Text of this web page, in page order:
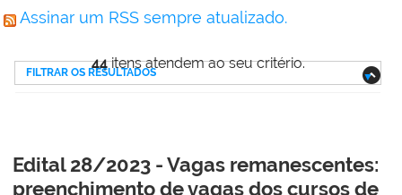
Assinar um RSS sempre atualizado.
44itens atendem ao seu critério.
FILTRAR OS RESULTADOS
Edital 28/2023 - Vagas remanescentes:
preenchimento de vagas dos cursos de